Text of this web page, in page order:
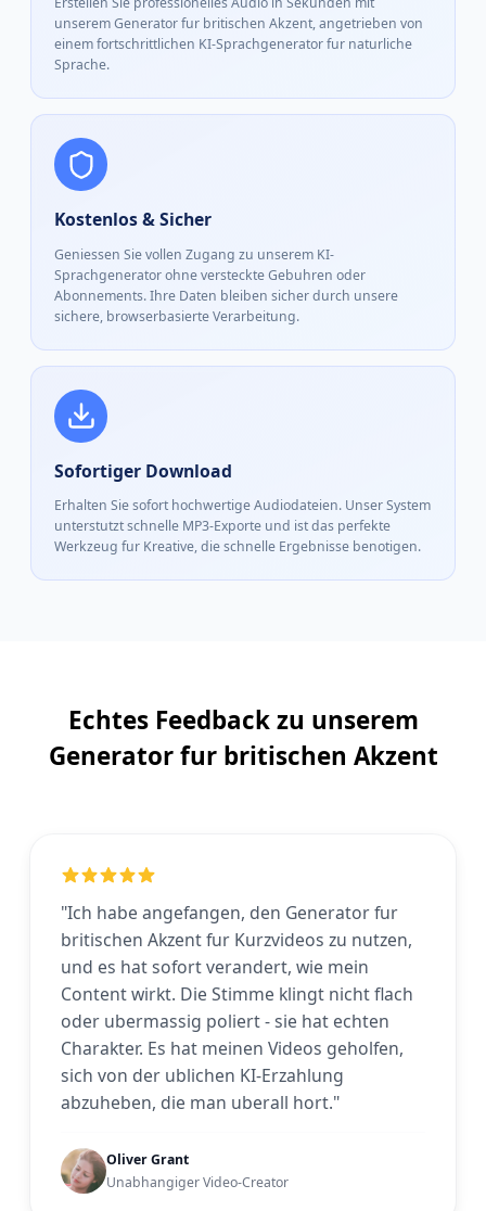
unserem Generator fur britischen Akzent, angetrieben von
einem fortschrittlichen KI-Sprachgenerator fur naturliche
Sprache.
Kostenlos & Sicher
Geniessen Sie vollen Zugang zu unserem KI-
Sprachgenerator ohne versteckte Gebuhren oder
Abonnements. Ihre Daten bleiben sicher durch unsere
sichere, browserbasierte Verarbeitung.
Sofortiger Download
Erhalten Sie sofort hochwertige Audiodateien. Unser System
unterstutzt schnelle MP3-Exporte und ist das perfekte
Werkzeug fur Kreative, die schnelle Ergebnisse benotigen.
Echtes Feedback zu unserem
Generator fur britischen Akzent
"Ich habe angefangen, den Generator fur
britischen Akzent fur Kurzvideos zu nutzen,
und es hat sofort verandert, wie mein
Content wirkt. Die Stimme klingt nicht flach
oder ubermassig poliert - sie hat echten
Charakter. Es hat meinen Videos geholfen,
sich von der ublichen KI-Erzahlung
abzuheben, die man uberall hort."
Oliver Grant
Unabhangiger Video-Creator